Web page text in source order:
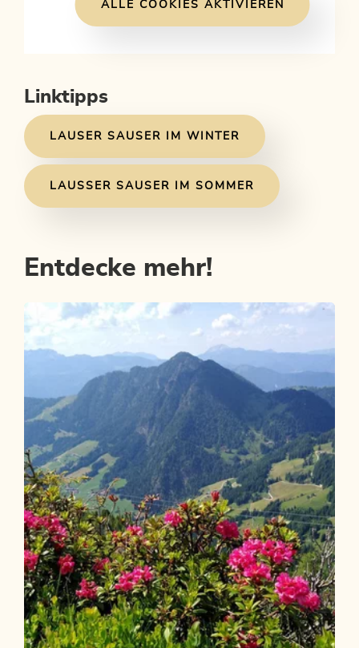
ALLE COOKIES AKTIVIEREN
Linktipps
LAUSER SAUSER IM WINTER
LAUSSER SAUSER IM SOMMER
Entdecke mehr!